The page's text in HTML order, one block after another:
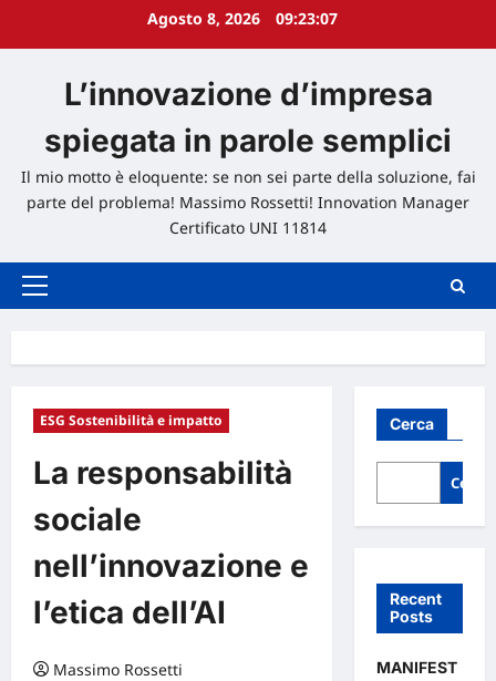
Agosto 8, 2026 09:23:08
L’innovazione d’impresa
spiegata in parole semplici
Il mio motto è eloquente: se non sei parte della soluzione, fai
parte del problema! Massimo Rossetti! Innovation Manager
Certificato UNI 11814
Menu
ESG Sostenibilità e impatto
La responsabilità
sociale
nell’innovazione e
l’etica dell’AI
Massimo Rossetti
Cerca
Cerca
Recent
Posts
MANIFEST